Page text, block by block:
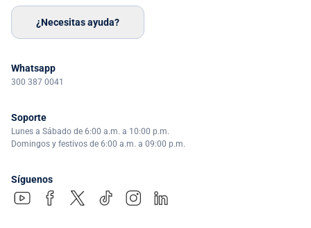
¿Necesitas ayuda?
Whatsapp
300 387 0041
Soporte
Lunes a Sábado de 6:00 a.m. a 10:00 p.m.
Domingos y festivos de 6:00 a.m. a 09:00 p.m.
Síguenos